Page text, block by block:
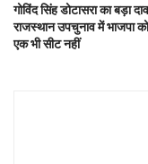
गोविंद सिंह डोटासरा का बड़ा
राजस्थान उपचुनाव में भाजपा
एक भी सीट नहीं